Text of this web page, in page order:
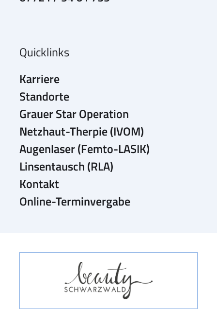
Quicklinks
Karriere
Standorte
Grauer Star Operation
Netzhaut-Therpie (IVOM)
Augenlaser (Femto-LASIK)
Linsentausch (RLA)
Kontakt
Online-Terminvergabe